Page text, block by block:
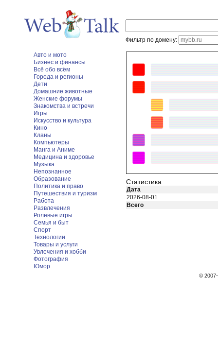
Фильтр по домену:
Авто и мото
Бизнес и финансы
Всё обо всём
Города и регионы
Дети
Домашние животные
Женские форумы
Знакомства и встречи
Игры
Искусство и культура
Кино
Кланы
Компьютеры
Манга и Аниме
Медицина и здоровье
Музыка
Непознанное
Образование
Политика и право
Путешествия и туризм
Работа
Развлечения
Ролевые игры
Семья и быт
Спорт
Технологии
Товары и услуги
Увлечения и хобби
Фотография
Юмор
Статистика
Дата
2026-08-01
Всего
©